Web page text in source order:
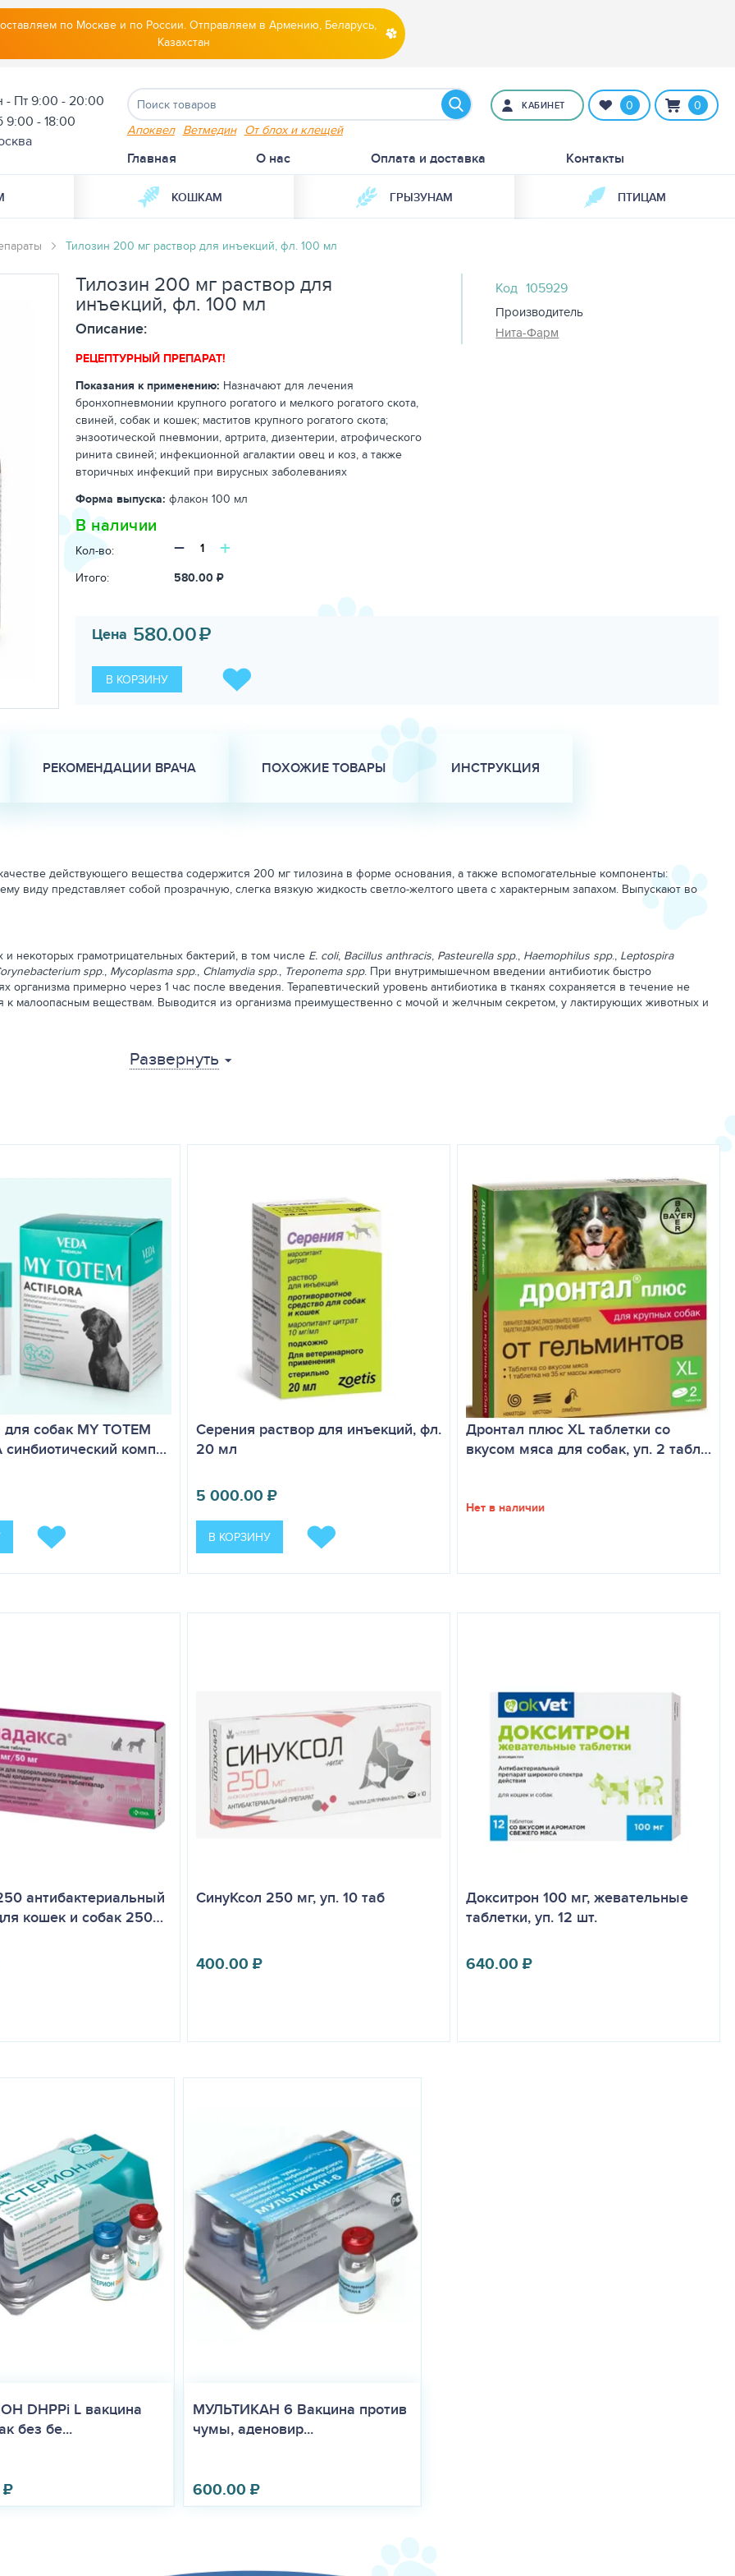
по Москве и по России. Отправляем в Армению, Беларусь,
Казахстан
- Пт 9:00 - 20:00
9:00 - 18:00
Апоквел Ветмедин От блох и клещей
КАБИНЕТ 0 0
Главная О нас Оплата и доставка Контакты
КОШКАМ ГРЫЗУНАМ ПТИЦАМ
Тилозин 200 мг раствор для инъекций, фл. 100 мл
Тилозин 200 мг раствор для
инъекций, фл. 100 мл
Описание:
РЕЦЕПТУРНЫЙ ПРЕПАРАТ!
Показания к применению: Назначают для лечения
бронхопневмонии крупного рогатого и мелкого рогатого скота,
свиней, собак и кошек; маститов крупного рогатого скота;
энзоотической пневмонии, артрита, дизентерии, атрофического
ринита свиней; инфекционной агалактии овец и коз, а также
вторичных инфекций при вирусных заболеваниях
Форма выпуска: флакон 100 мл
В наличии
Кол-во: − +
Итого: 580.00 ₽
Код 105929
Производитель
Нита-Фарм
Цена 580.00₽
В КОРЗИНУ
РЕКОМЕНДАЦИИ ВРАЧА ПОХОЖИЕ ТОВАРЫ ИНСТРУКЦИЯ
действующего вещества содержится 200 мг тилозина в форме основания, а также вспомогательные компоненты:
виду представляет собой прозрачную, слегка вязкую жидкость светло-желтого цвета с характерным запахом. Выпускают во
некоторых грамотрицательных бактерий, в том числе E. coli, Bacillus anthracis, Pasteurella spp., Haemophilus spp., Leptospira
spp., Mycoplasma spp., Chlamydia spp., Treponema spp. При внутримышечном введении антибиотик быстро
организма примерно через 1 час после введения. Терапевтический уровень антибиотика в тканях сохраняется в течение не
к малоопасным веществам. Выводится из организма преимущественно с мочой и желчным секретом, у лактирующих животных и
рогатого скота, свиней, собак и кошек; маститов крупного рогатого скота; энзоотической пневмонии, артрита, дизентерии,
сутки в течение 3 – 5 дней в следующих дозах: крупному рогатому скоту — 5 – 10 мг/кг массы животного, свиньям — 10 мг/кг
зуда, респираторных явлений, легкого отека с небольшим выпадением прямой кишки, которые быстро проходят после
рекомендуется применять Тилозин 200 одновременно с тиамулином, клиндамицином, левомицетином, пенициллинами (особенно
в связи с выраженным снижением антибактериального эффекта тилозина.
не ранее, чем через 8 суток после прекращения введения препарата. Мясо животных, вынужденно убитых до истечения
или производства мясо-костной муки. Молоко, полученное от животных в период применения Тилозина 200 и до истечения
для пищевых целей. Такое молоко может быть использовано для кормления животных.
недоступном для детей и животных месте при температуре от 10 до 20 °С
Развернуть
собак MY TOTEM
синбиотический комп…
Серения раствор для инъекций, фл.
20 мл
5 000.00₽
В КОРЗИНУ
Дронтал плюс XL таблетки со
вкусом мяса для собак, уп. 2 табл…
Нет в наличии
антибактериальный
кошек и собак 250…
СинуКсол 250 мг, уп. 10 таб
400.00₽
Докситрон 100 мг, жевательные
таблетки, уп. 12 шт.
640.00₽
DHPPi L вакцина
без бе...
₽
МУЛЬТИКАН 6 Вакцина против
чумы, аденовир...
600.00₽